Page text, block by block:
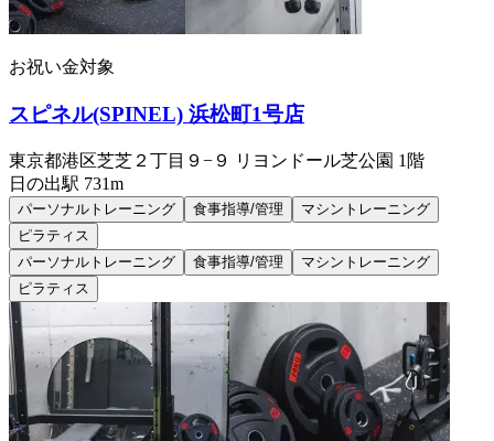
お祝い金対象
スピネル(SPINEL) 浜松町1号店
東京都港区芝芝２丁目９−９ リヨンドール芝公園 1階
日の出駅 731m
パーソナルトレーニング 食事指導/管理
マシントレーニング
ピラティス
パーソナルトレーニング
食事指導/管理
マシントレーニング
ピラティス